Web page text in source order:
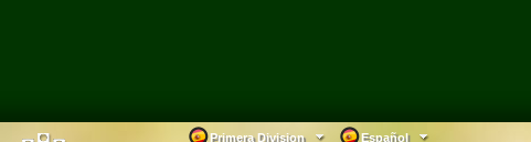
Español
Primera Division